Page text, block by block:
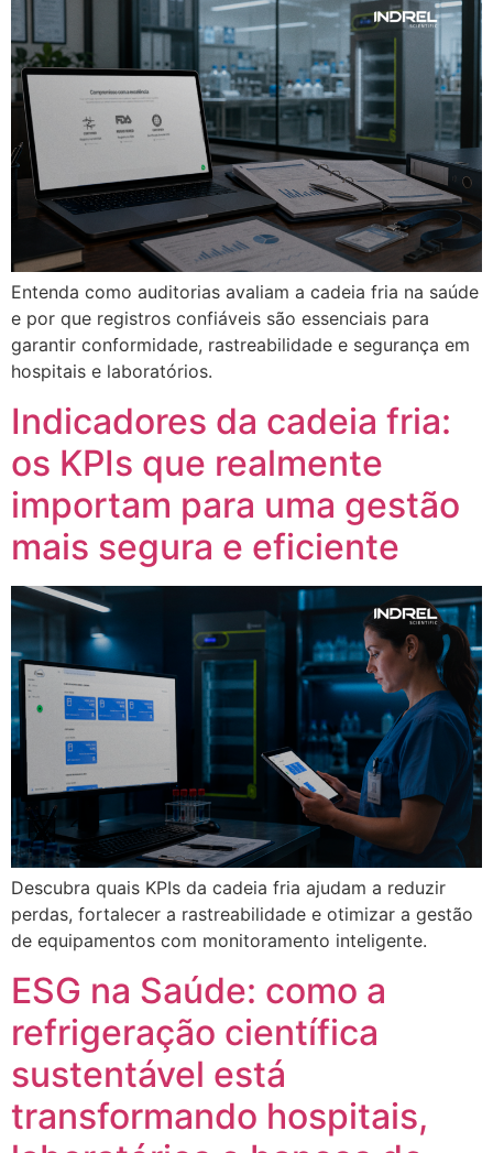
Entenda como auditorias avaliam a cadeia fria na saúde
e por que registros confiáveis são essenciais para
garantir conformidade, rastreabilidade e segurança em
hospitais e laboratórios.
Indicadores da cadeia fria:
os KPIs que realmente
importam para uma gestão
mais segura e eficiente
Descubra quais KPIs da cadeia fria ajudam a reduzir
perdas, fortalecer a rastreabilidade e otimizar a gestão
de equipamentos com monitoramento inteligente.
ESG na Saúde: como a
refrigeração científica
sustentável está
transformando hospitais,